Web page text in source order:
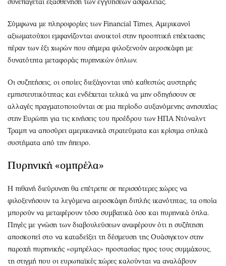
Χειρόγραφα
Επιστολές
Σύμφωνα με πληροφορίες των Financial Times, Αμερικανοί
αξιωματούχοι εμφανίζονται ανοικτοί στην προοπτική επέκτασης
πέραν των έξι χωρών που σήμερα φιλοξενούν αεροσκάφη με
δυνατότητα μεταφοράς πυρηνικών όπλων.
Οι συζητήσεις, οι οποίες διεξάγονται υπό καθεστώς αυστηρής
εμπιστευτικότητας και ενδέχεται τελικά να μην οδηγήσουν σε
αλλαγές πραγματοποιούνται σε μια περίοδο αυξανόμενης ανησυχίας
στην Ευρώπη για τις κινήσεις του προέδρου των ΗΠΑ Ντόναλντ
Τραμπ να αποσύρει αμερικανικά στρατεύματα και κρίσιμα οπλικά
συστήματα από την ήπειρο.
Πυρηνική «ομπρέλα»
Η πιθανή διεύρυνση θα επέτρεπε σε περισσότερες χώρες να
φιλοξενήσουν τα λεγόμενα αεροσκάφη διπλής ικανότητας, τα οποία
μπορούν να μεταφέρουν τόσο συμβατικά όσο και πυρηνικά όπλα.
Πηγές με γνώση των διαβουλεύσεων αναφέρουν ότι η συζήτηση
αποσκοπεί στο να καταδείξει τη δέσμευση της Ουάσιγκτον στην
παροχή πυρηνικής «ομπρέλας» προστασίας προς τους συμμάχους,
τη στιγμή που οι ευρωπαϊκές χώρες καλούνται να αναλάβουν